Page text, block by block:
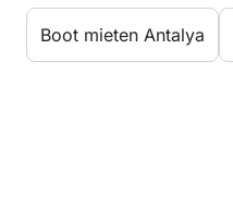
Boot mieten Antalya